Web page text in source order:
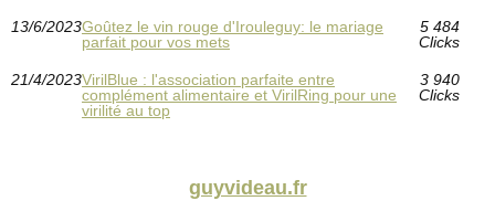
13/6/2023Goûtez le vin rouge d'Irouleguy: le mariage
parfait pour vos mets
5 484
Clicks
21/4/2023VirilBlue : l'association parfaite entre
complément alimentaire et VirilRing pour une
virilité au top
3 940
Clicks
guyvideau.fr